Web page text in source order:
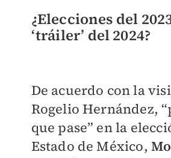
¿Elecciones del
‘tráiler’ del 2024?
De acuerdo con la
Rogelio Hernández,
que pase” en la
Estado de México,